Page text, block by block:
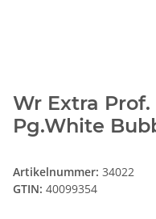
Wr Extra Prof.
Pg.White
Artikelnummer: 34022
GTIN: 40099354